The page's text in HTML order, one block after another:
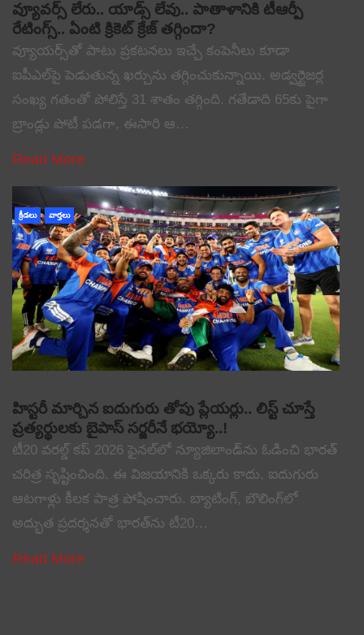
వ్యూవర్స్ లేరు.. యాడ్స్ లేవు.. పాతాళానికి టీఆర్పీ
రేటింగ్స్.. ఏంటి క్రికెట్ క్రేజ్ తగ్గిందా?
వ్యూయర్స్‌తో పాటు ప్రకటనలు ఇచ్చే కంపెనీలు కూడా
ఐపీఎల్‌పై పెడుతున్న ఖర్చును తగ్గించుకున్నాయి. అడ్వర్టైజర్ల
సంఖ్య గతంతో పోలిస్తే 31 శాతం తగ్గింది. గతేడాది 65కు పైగా
బ్రాండ్లు పోటీ పడగా, ఈసారి ఆ…
Read More
క్రీడలు వార్తలు
హిస్టరీ మార్చిన ఐదుగురు తోపు ప్లేయర్లు.. లిస్ట్ చూస్తే
ప్రత్యర్థులకు బైపాస్ సర్జరీనే భయ్యో..!
టీ20 వరల్డ్ కప్ 2026 ఫైనల్‌లో న్యూజిలాండ్‌ను ఓడించి భారత్
చరిత్ర సృష్టించింది. ఈ విజయానికి ఒక్కరు కాదు, ఐదుగురు
ఆటగాళ్లు కీలక పాత్ర పోషించారు. బ్యాటింగ్, బౌలింగ్‌లో
అద్భుత ప్రదర్శనతో భారత్‌ను టీ20…
Read More